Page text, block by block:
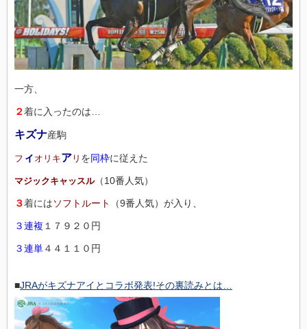
一方、
２着に入ったのは…
キズナ産駒
フ ィ オリキア リ を同枠に従えた
マジックキャッスル（10番人気）
３着にはソフトルート （9番人気）が入り、
３連複 １７９２０円
３連単４４１１０円
■JRAがキズナアイとコラボ発表!その裏読みとは…